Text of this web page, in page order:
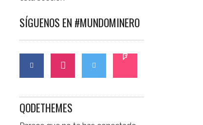
SÍGUENOS EN #MUNDOMINERO
QODETHEMES
CONTÁCTANOS